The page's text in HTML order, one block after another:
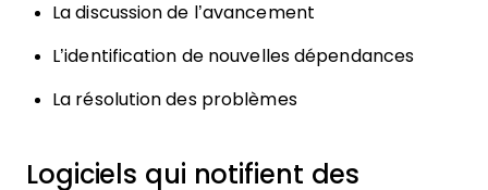
La discussion de l’avancement
L’identification de nouvelles dépendances
La résolution des problèmes
Logiciels qui notifient des